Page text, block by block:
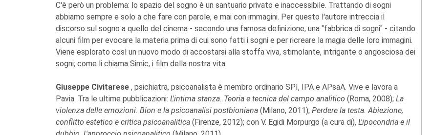
C'è però un problema: lo spazio del sogno è un santuario privato e inaccessibile. Trattando di sogni
abbiamo sempre e solo a che fare con parole, e mai con immagini. Per questo l'autore intreccia il
discorso sul sogno a quello del cinema - secondo una famosa definizione, una "fabbrica di sogni" - citando
alcuni film per evocare la materia prima di cui sono fatti i sogni e per ricreare la magia delle loro immagini.
Viene esplorato così un nuovo modo di accostarsi alla stoffa viva, stimolante, intrigante o angosciosa dei
sogni; come li chiama Simic, i film della nostra vita.
Giuseppe Civitarese , psichiatra, psicoanalista è membro ordinario SPI, IPA e APsaA. Vive e lavora a
Pavia. Tra le ultime pubblicazioni: L'intima stanza. Teoria e tecnica del campo analitico (Roma, 2008); La
violenza delle emozioni. Bion e la psicoanalisi postbioniana (Milano, 2011); Perdere la testa. Abiezione,
conflitto estetico e critica psicoanalitica (Firenze, 2012); con V. Egidi Morpurgo (a cura di), L'ipocondria e il